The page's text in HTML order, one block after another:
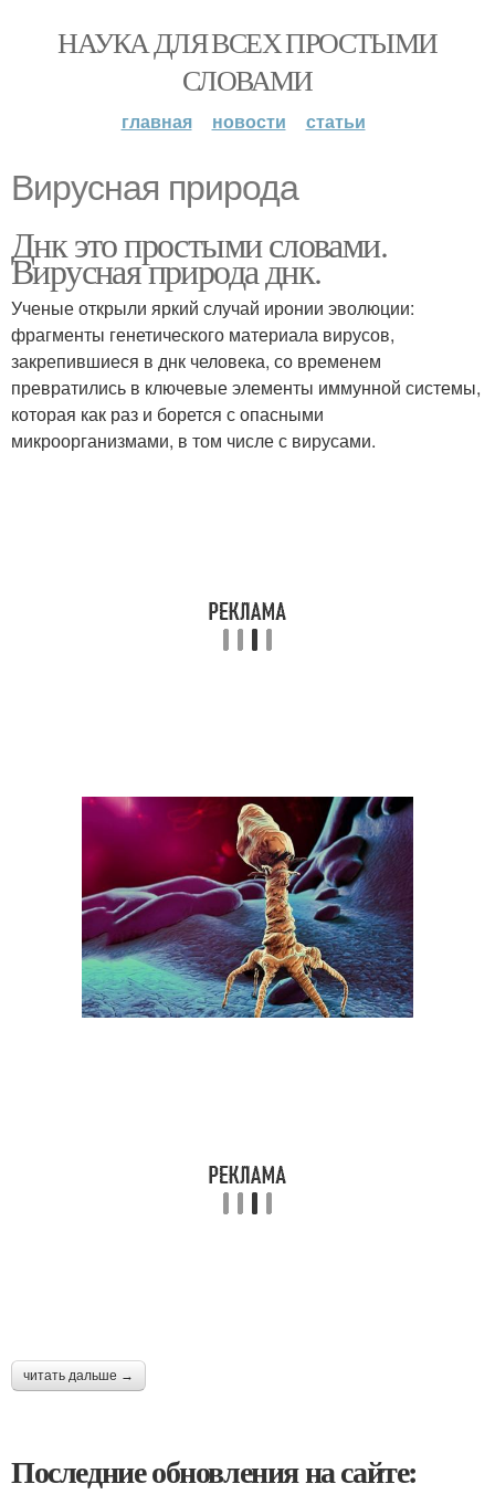
НАУКА ДЛЯ ВСЕХ ПРОСТЫМИ
СЛОВАМИ
главная новости статьи
Вирусная природа
Днк это простыми словами.
Вирусная природа днк.
Ученые открыли яркий случай иронии эволюции:
фрагменты генетического материала вирусов,
закрепившиеся в днк человека, со временем
превратились в ключевые элементы иммунной системы,
которая как раз и борется с опасными
микроорганизмами, в том числе с вирусами.
читать дальше →
Последние обновления на сайте: